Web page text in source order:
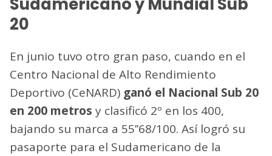
20
En junio tuvo otro gran paso, cuando en el
Centro Nacional de Alto Rendimiento
Deportivo (CeNARD) ganó el Nacional Sub 20
en 200 metros y clasificó 2º en los 400,
bajando su marca a 55’’68/100. Así logró su
pasaporte para el Sudamericano de la